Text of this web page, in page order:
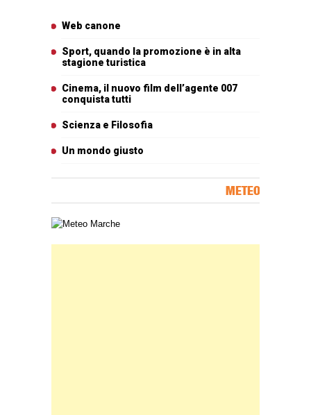
Web canone
Sport, quando la promozione è in alta
stagione turistica
Cinema, il nuovo film dell’agente 007
conquista tutti
Scienza e Filosofia
Un mondo giusto
METEO
Carta meteorologica delle Marche